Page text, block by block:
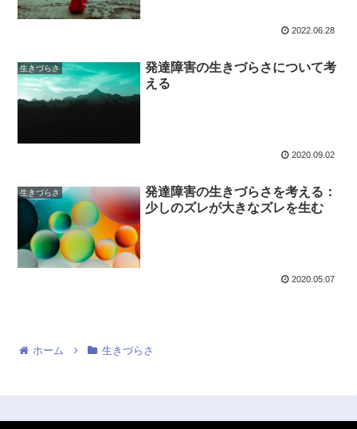
2022.06.28
生きづらさ
発達障害の生きづらさについて考
える
2020.09.02
生きづらさ
発達障害の生きづらさを考える：
少しのズレが大きなズレを生む
2020.05.07
ホーム 生きづらさ